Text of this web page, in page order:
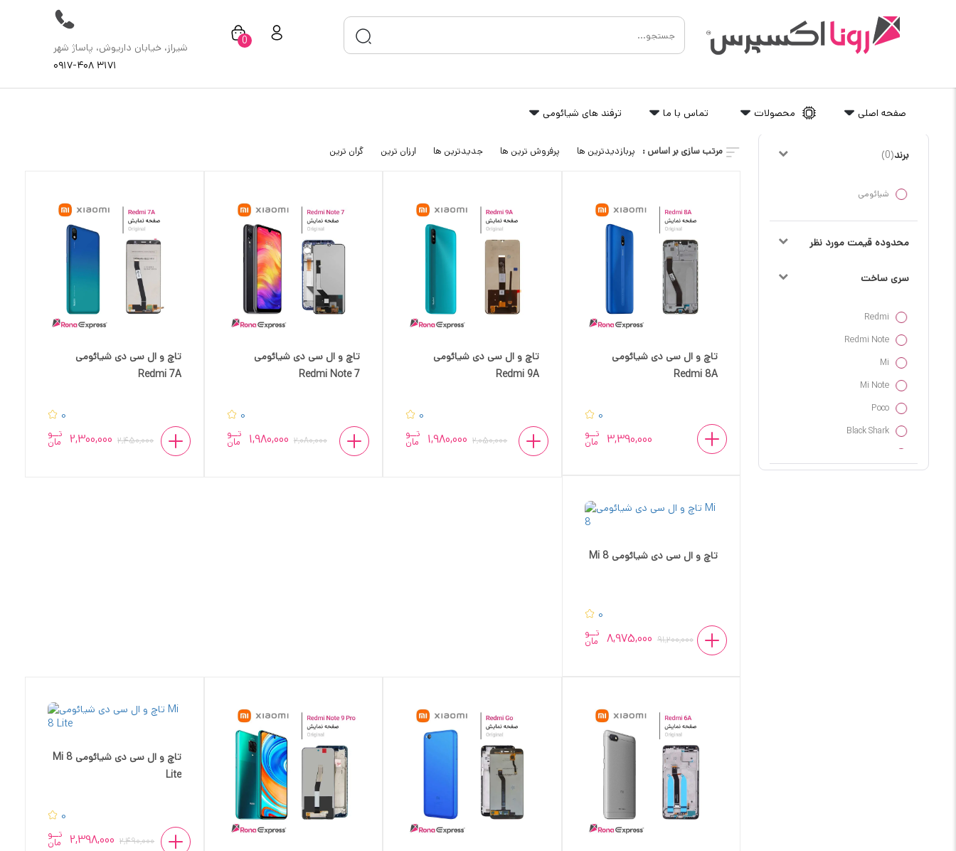
شیراز، خیابان داریوش، پاساژ شهر
۰۹۱۷-۴۰۸ ۳۱۷۱
0
صفحه اصلی محصولات تماس با ما ترفند های شیائومی
مرتب سازی بر اساس : پربازدیدترین ها پرفروش ترین ها جدیدترین ها ارزان ترین گران ترین
تاچ و ال سی دی شیائومی
Redmi 7A
0
تــو
مان 2,300,000 2,450,000
تاچ و ال سی دی شیائومی
Redmi Note 7
0
تــو
مان 1,980,000 2,080,000
تاچ و ال سی دی شیائومی
Redmi 9A
0
تــو
مان 1,980,000 2,050,000
تاچ و ال سی دی شیائومی
Redmi 8A
0
تــو
مان 3,390,000
تاچ و ال سی دی شیائومی Mi 8
0
تــو
مان 8,975,000 91,200,000
تاچ و ال سی دی شیائومی Mi 8
Lite
0
تــو
مان 2,398,000 2,490,000
برند (0)
شیائومی
محدوده قیمت مورد نظر
سری ساخت
Redmi
Redmi Note
Mi
Mi Note
Poco
Black Shark